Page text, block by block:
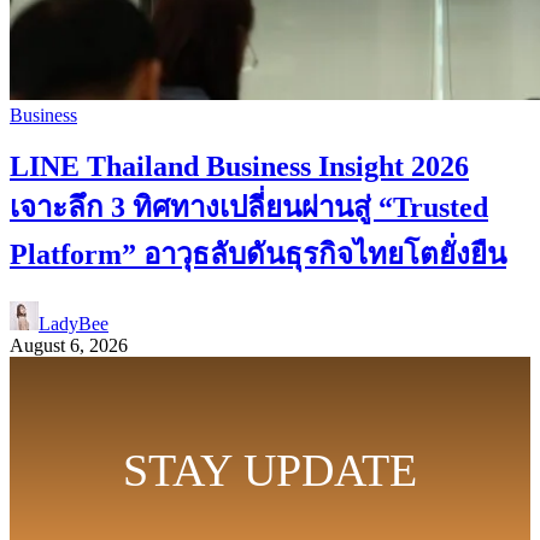
Business
LINE Thailand Business Insight 2026
เจาะลึก 3 ทิศทางเปลี่ยนผ่านสู่ “Trusted
Platform” อาวุธลับดันธุรกิจไทยโตยั่งยืน
LadyBee
August 6, 2026
STAY UPDATE